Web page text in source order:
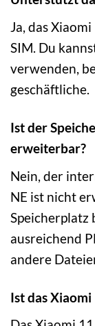
Ja, das
SIM. Du
verwenden,
geschäftliche.
Ist der
erweiterbar?
Nein, der
NE ist nicht
Speicherplatz
ausreichend
andere
Ist das